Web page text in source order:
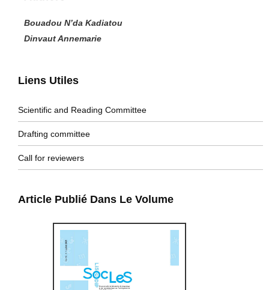
Liens Utiles
Scientific and Reading Committee
Drafting committee
Call for reviewers
Article Publié Dans Le Volume
Bouadou N’da Kadiatou
Dinvaut Annemarie